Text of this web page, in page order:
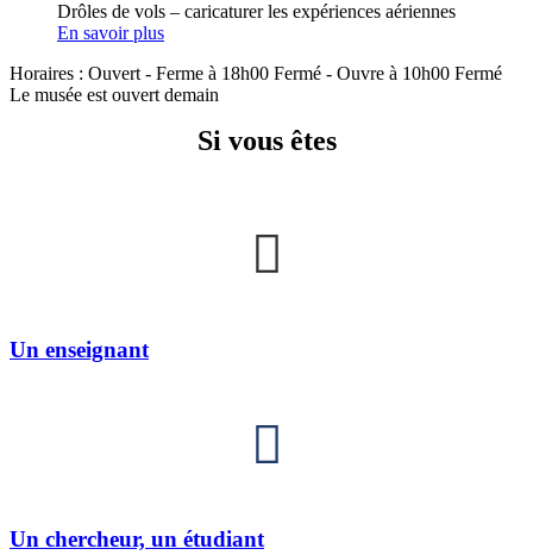
Drôles de vols – caricaturer les expériences aériennes
En savoir plus
Horaires : Ouvert - Ferme à 18h00 Fermé - Ouvre à 10h00 Fermé
Le musée est ouvert demain
Si vous êtes
Un enseignant
Un chercheur, un étudiant